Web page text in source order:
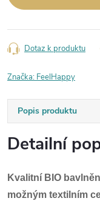
Dotaz k produktu
Značka: FeelHappy
Popis produktu
Detailní
Kvalitní BIO
možným textilním